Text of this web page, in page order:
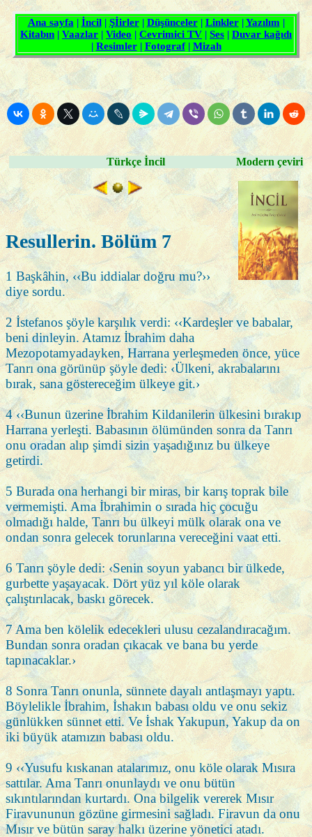
Türkçe İncil Modern çeviri
Resullerin. Bölüm 7
1 Başkâhin, ‹‹Bu iddialar doğru mu?››
diye sordu.
2 İstefanos şöyle karşılık verdi: ‹‹Kardeşler ve babalar,
beni dinleyin. Atamız İbrahim daha
Mezopotamyadayken, Harrana yerleşmeden önce, yüce
Tanrı ona görünüp şöyle dedi: ‹Ülkeni, akrabalarını
bırak, sana göstereceğim ülkeye git.›
4 ‹‹Bunun üzerine İbrahim Kildanilerin ülkesini bırakıp
Harrana yerleşti. Babasının ölümünden sonra da Tanrı
onu oradan alıp şimdi sizin yaşadığınız bu ülkeye
getirdi.
5 Burada ona herhangi bir miras, bir karış toprak bile
vermemişti. Ama İbrahimin o sırada hiç çocuğu
olmadığı halde, Tanrı bu ülkeyi mülk olarak ona ve
ondan sonra gelecek torunlarına vereceğini vaat etti.
6 Tanrı şöyle dedi: ‹Senin soyun yabancı bir ülkede,
gurbette yaşayacak. Dört yüz yıl köle olarak
çalıştırılacak, baskı görecek.
7 Ama ben kölelik edecekleri ulusu cezalandıracağım.
Bundan sonra oradan çıkacak ve bana bu yerde
tapınacaklar.›
8 Sonra Tanrı onunla, sünnete dayalı antlaşmayı yaptı.
Böylelikle İbrahim, İshakın babası oldu ve onu sekiz
günlükken sünnet etti. Ve İshak Yakupun, Yakup da on
iki büyük atamızın babası oldu.
9 ‹‹Yusufu kıskanan atalarımız, onu köle olarak Mısıra
sattılar. Ama Tanrı onunlaydı ve onu bütün
sıkıntılarından kurtardı. Ona bilgelik vererek Mısır
Firavununun gözüne girmesini sağladı. Firavun da onu
Mısır ve bütün saray halkı üzerine yönetici atadı.